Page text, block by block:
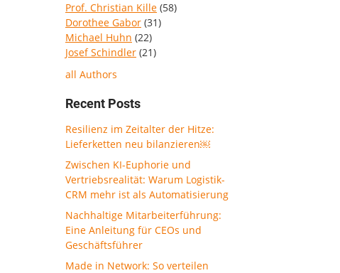
Prof. Christian Kille (58)
Dorothee Gabor (31)
Michael Huhn (22)
Josef Schindler (21)
all Authors
Recent Posts
Resilienz im Zeitalter der Hitze:
Lieferketten neu bilanzieren￼
Zwischen KI-Euphorie und
Vertriebsrealität: Warum Logistik-
CRM mehr ist als Automatisierung
Nachhaltige Mitarbeiterführung:
Eine Anleitung für CEOs und
Geschäftsführer
Made in Network: So verteilen